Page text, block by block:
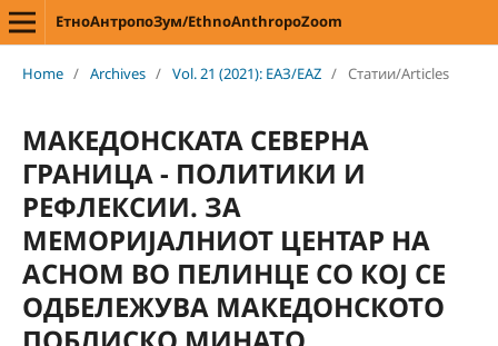
ЕтноАнтропоЗум/EthnoAnthropoZoom
Home / Archives / Vol. 21 (2021): ЕАЗ/EAZ / Статии/Articles
МAКЕДОНСКАТА СЕВЕРНА
ГРАНИЦА - ПОЛИТИКИ И
РЕФЛЕКСИИ. ЗА
МЕМОРИЈАЛНИОТ ЦЕНТАР НА
АСНОМ ВО ПЕЛИНЦЕ СО КОЈ СЕ
ОДБЕЛЕЖУВА МАКЕДОНСКОТО